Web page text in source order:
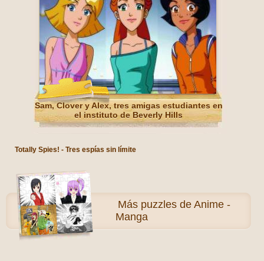
Sam, Clover y Alex, tres amigas estudiantes en
el instituto de Beverly Hills
Totally Spies! - Tres espías sin límite
Más puzzles de Anime -
Manga